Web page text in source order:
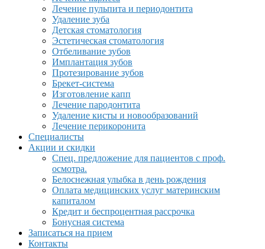
Лечение пульпита и периодонтита
Удаление зуба
Детская стоматология
Эстетическая стоматология
Отбеливание зубов
Имплантация зубов
Протезирование зубов
Брекет-система
Изготовление капп
Лечение пародонтита
Удаление кисты и новообразований
Лечение перикоронита
Специалисты
Акции и скидки
Спец. предложение для пациентов с проф.
осмотра.
Белоснежная улыбка в день рождения
Оплата медицинских услуг материнским
капиталом
Кредит и беспроцентная рассрочка
Бонусная система
Записаться на прием
Контакты